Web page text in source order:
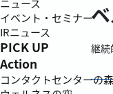
ニュース
イベント・セミナー
IRニュース
PICK UP
Action
コンタクトセンターの森
継続